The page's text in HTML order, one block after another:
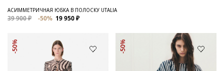
АСИММЕТРИЧНАЯ ЮБКА В ПОЛОСКУ UTALIA
39 900 ₽ -50% 19 950 ₽
-50% -50%